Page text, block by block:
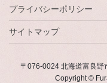
プライバシーポリシー
サイトマップ
〒076-0024 北海道富良
Copyright ©